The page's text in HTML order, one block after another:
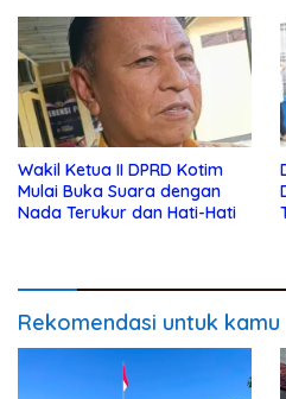
Wakil Ketua II DPRD Kotim
Mulai Buka Suara dengan
Nada Terukur dan Hati-Hati
Rekomendasi untuk kamu